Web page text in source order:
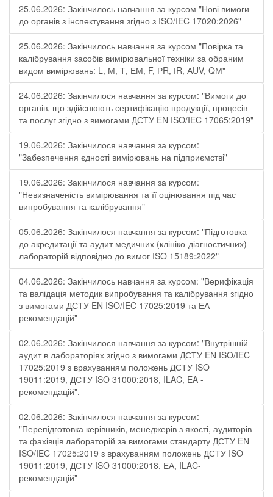
25.06.2026: Закінчилось навчання за курсом "Нові вимоги
до органів з інспектування згідно з ISO/IEC 17020:2026"
25.06.2026: Закінчилось навчання за курсом "Повірка та
калібрування засобів вимірювальної техніки за обраним
видом вимірювань: L, М, Т, ЕМ, F, РR, ІR, АUV, QМ"
24.06.2026: Закінчилося навчання за курсом: "Вимоги до
органів, що здійснюють сертифікацію продукції, процесів
та послуг згідно з вимогами ДСТУ EN ISO/IEC 17065:2019"
19.06.2026: Закінчилося навчання за курсом:
"Забезпечення єдності вимірювань на підприємстві"
19.06.2026: Закінчилося навчання за курсом:
"Невизначеність вимірювання та її оцінювання під час
випробування та калібрування"
05.06.2026: Закінчилося навчання за курсом: "Підготовка
до акредитації та аудит медичних (клініко-діагностичних)
лабораторій відповідно до вимог ISO 15189:2022"
04.06.2026: Закінчилось навчання за курсом: "Верифікація
та валідація методик випробування та калібрування згідно
з вимогами ДСТУ EN ISO/IEC 17025:2019 та ЕА-
рекомендацій"
02.06.2026: Закінчилося навчання за курсом: "Внутрішній
аудит в лабораторіях згідно з вимогами ДСТУ EN ISO/IEC
17025:2019 з врахуванням положень ДСТУ ISO
19011:2019, ДСТУ ISO 31000:2018, ILAC, EA -
рекомендацій".
02.06.2026: Закінчилося навчання за курсом:
"Перепідготовка керівників, менеджерів з якості, аудиторів
та фахівців лабораторій за вимогами стандарту ДСТУ EN
ISO/IEC 17025:2019 з врахуванням положень ДСТУ ISO
19011:2019, ДСТУ ISO 31000:2018, ЕА, ILAC-
рекомендацій"